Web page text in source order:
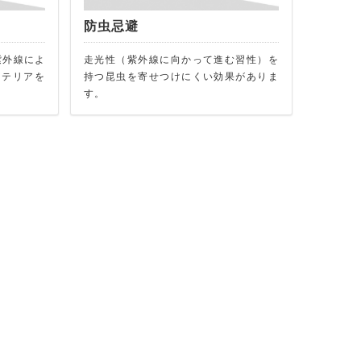
線によ
リアを
防虫忌避
走光性（紫外線に向かって進む習性）を
持つ昆虫を寄せつけにくい効果がありま
す。